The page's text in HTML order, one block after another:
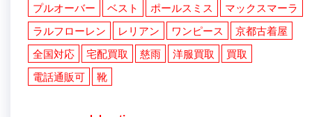
プルオーバー
ベスト ポールスミス
マックスマーラ
ラルフローレン
レリアン ワンピース
京都古着屋
全国対応
宅配買取 慈雨 洋服買取
買取
電話通販可
靴